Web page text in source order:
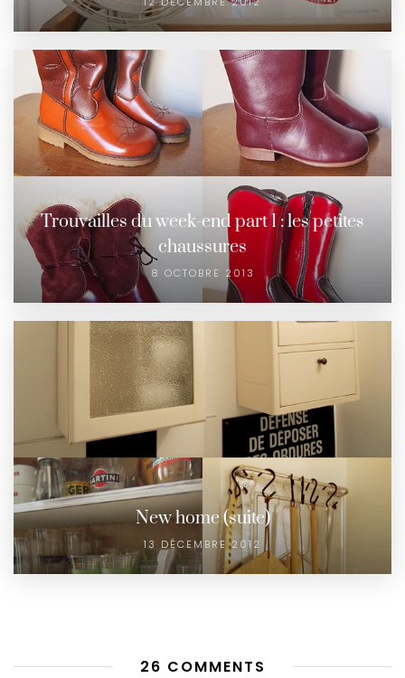
Trouvailles du week-end part 1 : les petites
chaussures
8 OCTOBRE 2013
New home (suite)
13 DÉCEMBRE 2012
26 COMMENTS